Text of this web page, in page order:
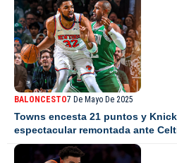
BALONCESTO7 De Mayo De 2025
Towns encesta 21 puntos y
espectacular remontada ante